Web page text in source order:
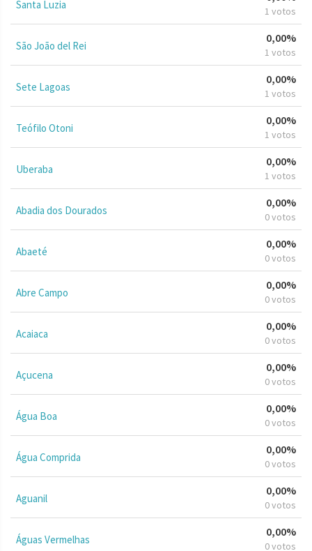
Santa Luzia 1 votos
São João del Rei
0,00%
1 votos
Sete Lagoas
0,00%
1 votos
Teófilo Otoni
0,00%
1 votos
Uberaba
0,00%
1 votos
Abadia dos Dourados
0,00%
0 votos
Abaeté
0,00%
0 votos
Abre Campo
0,00%
0 votos
Acaiaca
0,00%
0 votos
Açucena
0,00%
0 votos
Água Boa
0,00%
0 votos
Água Comprida
0,00%
0 votos
Aguanil
0,00%
0 votos
Águas Vermelhas
0,00%
0 votos